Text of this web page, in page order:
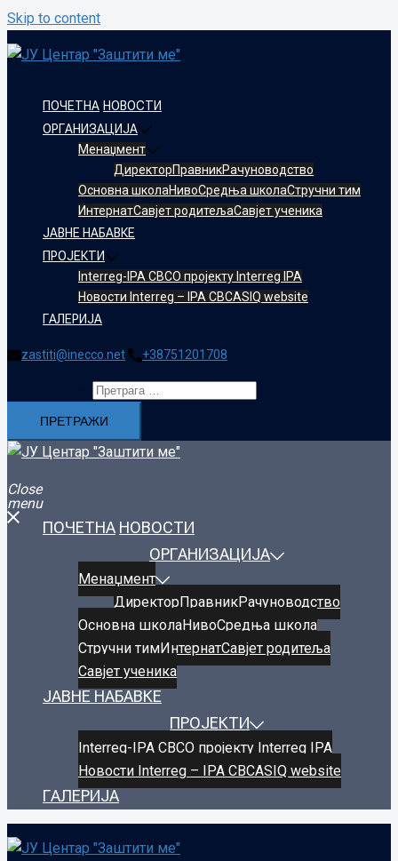
Skip to content
ПОЧЕТНА НОВОСТИ
ОРГАНИЗАЦИЈА
Менаџмент
ДиректорПравникРачуноводство
Oсновнa школaНивоСредња школаСтручни тим
ИнтернатСавјет родитељаСавјет ученика
ЈАВНЕ НАБАВКЕ
ПРОЈЕКТИ
Interreg-IPA CBCО пројекту Interreg IPA
Новости Interreg – IPA CBCASIQ website
ГАЛЕРИЈА
zastiti@inecco.net +38751201708
Close
menu
ПОЧЕТНА НОВОСТИ
ОРГАНИЗАЦИЈА
Менаџмент
ДиректорПравникРачуноводство
Oсновнa школaНивоСредња школа
Стручни тимИнтернатСавјет родитеља
Савјет ученика
ЈАВНЕ НАБАВКЕ
ПРОЈЕКТИ
Interreg-IPA CBCО пројекту Interreg IPA
Новости Interreg – IPA CBCASIQ website
ГАЛЕРИЈА